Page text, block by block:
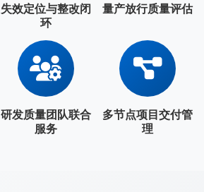
失效定位与整改闭
环
量产放行质量评估
研发质量团队联合
服务
多节点项目交付管
理